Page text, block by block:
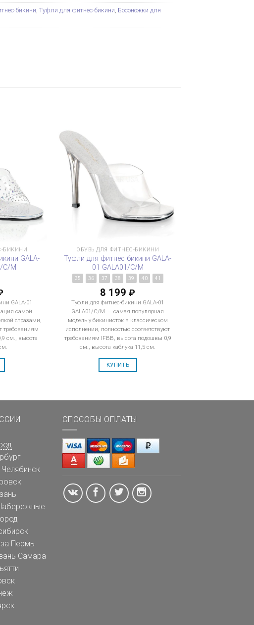
бикини Туфли для фитнес-бикини Босоножки для
БИКИНИ
GALA-
C/M
GALA-01
самой
стразами,
требованиям
см., высота
ОБУВЬ ДЛЯ ФИТНЕС-БИКИНИ
Туфли для фитнес бикини GALA-
01 GALA01/C/M
35 36 37 38 39 40 41
8 199₽
Туфли для фитнес-бикини GALA-01
GALA01/C/M – самая популярная
модель у бикинисток в классическом
исполнении, полностью соответствуют
требованиям IFBB, высота подошвы 0,9
см., высота каблука 11,5 см.
КУПИТЬ
Челябинск
Пермь
Самара
СПОСОБЫ ОПЛАТЫ